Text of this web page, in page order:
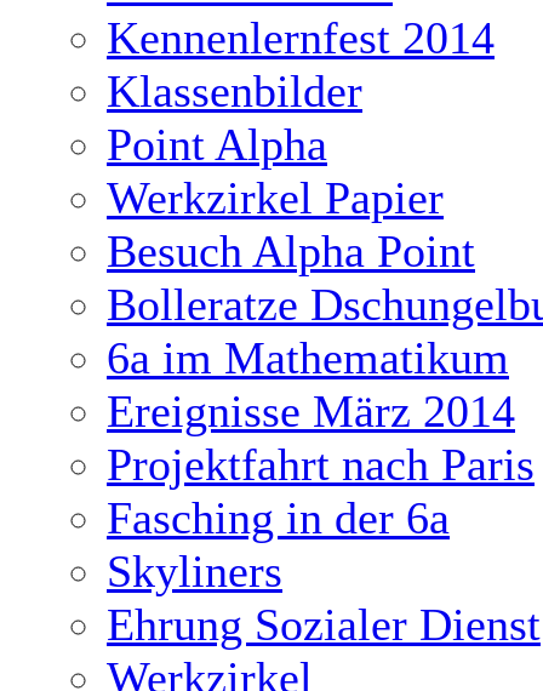
Kennenlernfest 2014
Klassenbilder
Point Alpha
Werkzirkel Papier
Besuch Alpha Point
Bolleratze
6a im Mathematikum
Ereignisse März 2014
Projektfahrt nach Paris
Fasching in der 6a
Skyliners
Ehrung Sozialer Dienst
Werkzirkel